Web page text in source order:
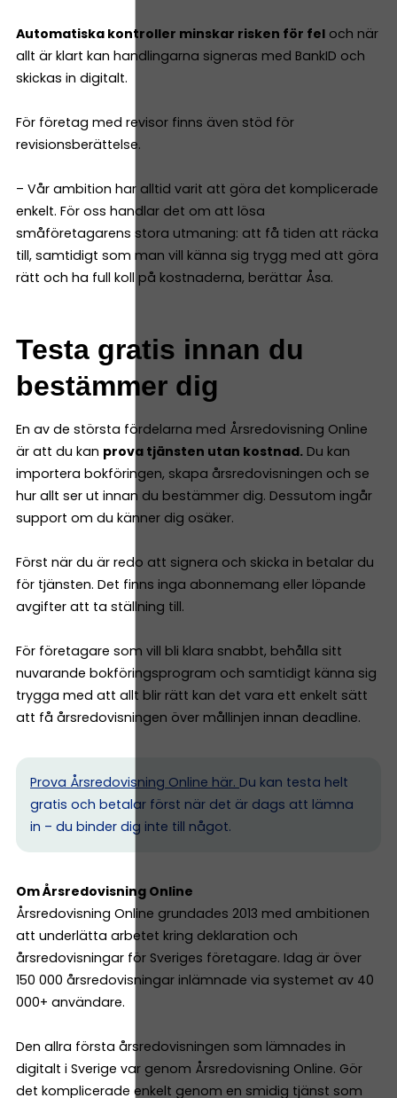
Automatiska kontroller minskar risken för fel och när
allt är klart kan handlingarna signeras med BankID och
skickas in digitalt.
För företag med revisor finns även stöd för
revisionsberättelse.
– Vår ambition har alltid varit att göra det komplicerade
enkelt. För oss handlar det om att lösa
småföretagarens stora utmaning: att få tiden att räcka
till, samtidigt som man vill känna sig trygg med att göra
rätt och ha full koll på kostnaderna, berättar Åsa.
Testa gratis innan du
bestämmer dig
En av de största fördelarna med Årsredovisning Online
är att du kan prova tjänsten utan kostnad. Du kan
importera bokföringen, skapa årsredovisningen och se
hur allt ser ut innan du bestämmer dig. Dessutom ingår
support om du känner dig osäker.
Först när du är redo att signera och skicka in betalar du
för tjänsten. Det finns inga abonnemang eller löpande
avgifter att ta ställning till.
För företagare som vill bli klara snabbt, behålla sitt
nuvarande bokföringsprogram och samtidigt känna sig
trygga med att allt blir rätt kan det vara ett enkelt sätt
att få årsredovisningen över mållinjen innan deadline.
Prova Årsredovisning Online här. Du kan testa helt
gratis och betalar först när det är dags att lämna
in – du binder dig inte till något.
Om Årsredovisning Online
Årsredovisning Online grundades 2013 med ambitionen
att underlätta arbetet kring deklaration och
årsredovisningar för Sveriges företagare. Idag är över
150 000 årsredovisningar inlämnade via systemet av 40
000+ användare.
Den allra första årsredovisningen som lämnades in
digitalt i Sverige var genom Årsredovisning Online. Gör
det komplicerade enkelt genom en smidig tjänst som